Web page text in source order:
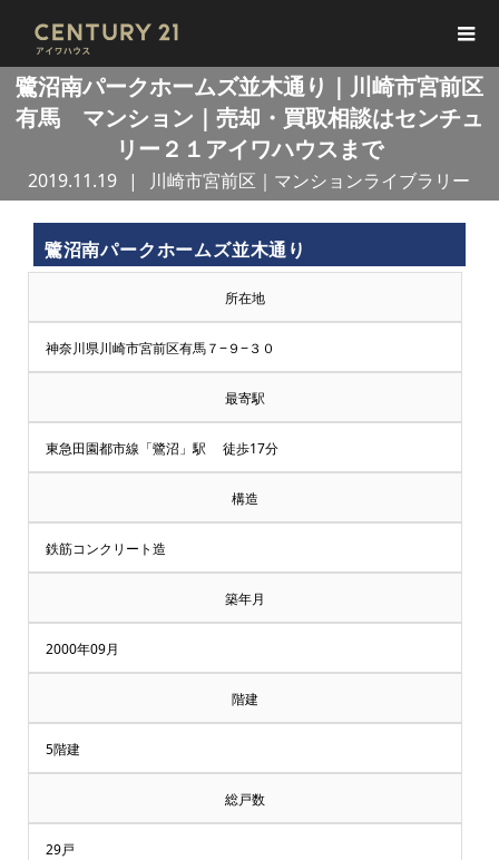
鷺沼南パークホームズ並木通り｜川崎市宮前区
有馬 マンション｜売却・買取相談はセンチュ
リー２１アイワハウスまで
2019.11.19 川崎市宮前区｜マンションライブラリー
鷺沼南パークホームズ並木通り
所在地
神奈川県川崎市宮前区有馬７−９−３０
最寄駅
東急田園都市線「鷺沼」駅 徒歩17分
構造
鉄筋コンクリート造
築年月
2000年09月
階建
5階建
総戸数
29戸